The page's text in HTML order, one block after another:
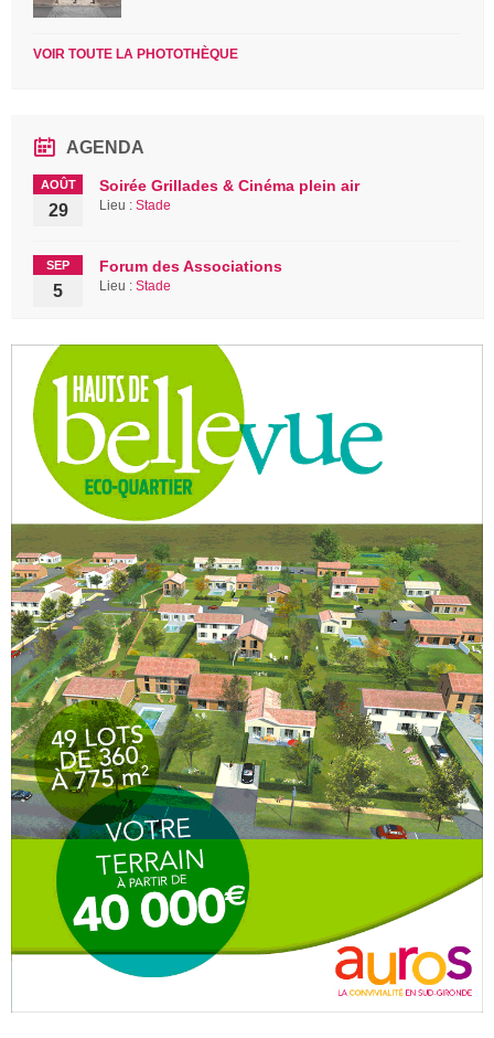
VOIR TOUTE LA PHOTOTHÈQUE
AGENDA
AOÛT
29
Soirée Grillades & Cinéma plein air
Lieu : Stade
SEP
5
Forum des Associations
Lieu : Stade